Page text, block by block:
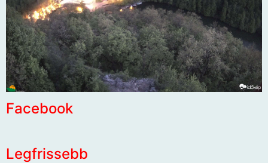
Facebook
Legfrissebb